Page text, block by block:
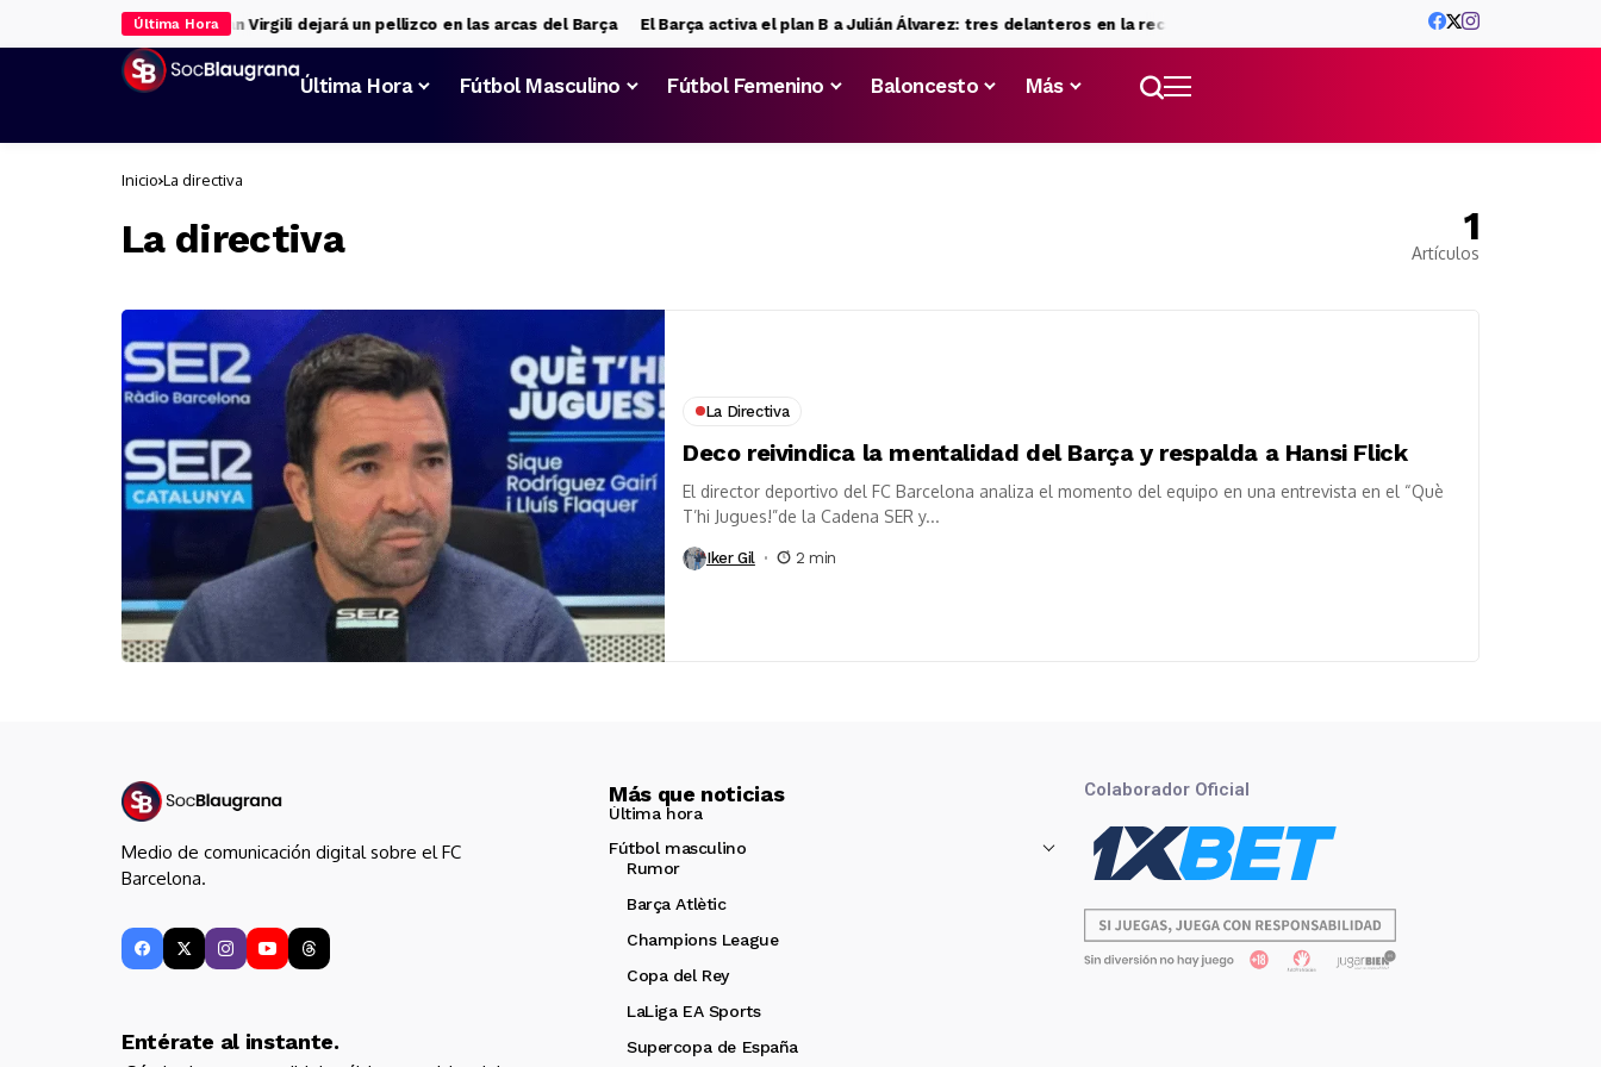
Última Hora
eclipsa al Madrid Jan Virgili dejará un pellizco en las arcas del Barça El Barça activa el plan B a Julián Álvarez: tres delanteros en la recámara El triangular,
Última Hora Fútbol Masculino Fútbol Femenino Baloncesto Más
Inicio La directiva
La directiva 1
Artículos
La Directiva
Deco reivindica la mentalidad del Barça y respalda a Hansi Flick
El director deportivo del FC Barcelona analiza el momento del equipo en una entrevista en el “Què
T’hi Jugues!”de la Cadena SER y...
Iker Gil 2 min
Medio de comunicación digital sobre el FC
Barcelona.
Entérate al instante.
Más que noticias
Última hora
Fútbol masculino
Rumor
Barça Atlètic
Champions League
Copa del Rey
LaLiga EA Sports
Supercopa de España
Colaborador Oficial